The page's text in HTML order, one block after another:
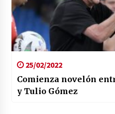
25/02/2022
Comienza novelón
y Tulio Gómez